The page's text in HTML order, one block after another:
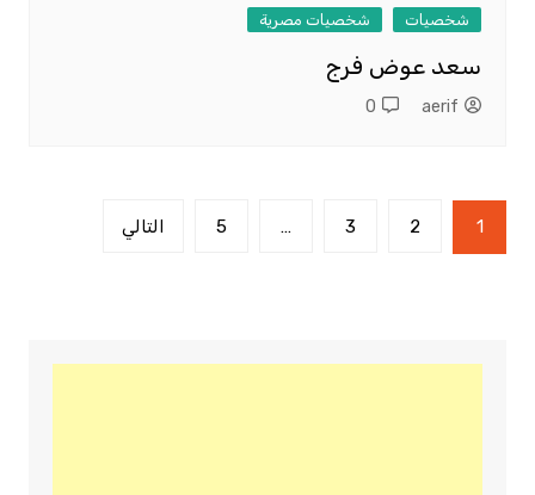
شخصيات شخصيات مصرية
سعد عوض فرج
aerif
0
تعدد
صفحات
1
2
3
…
5 التالي